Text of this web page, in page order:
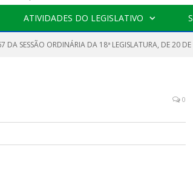
ATIVIDADES DO LEGISLATIVO
DA SESSÃO ORDINÁRIA DA 18ª LEGISLATURA, DE 20
0